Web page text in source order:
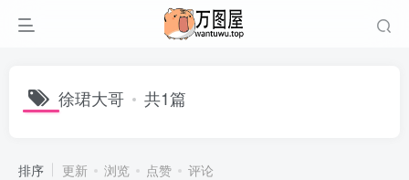
徐珺大哥 共1篇
排序 更新 浏览 点赞 评论